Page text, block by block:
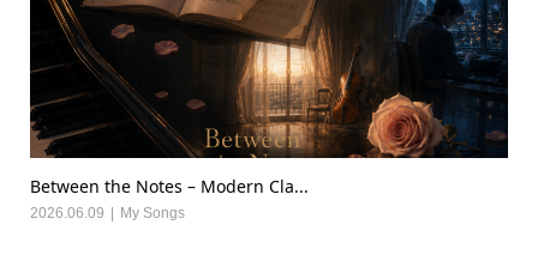
Between the Notes – Modern Cla...
2026.06.09 My Songs